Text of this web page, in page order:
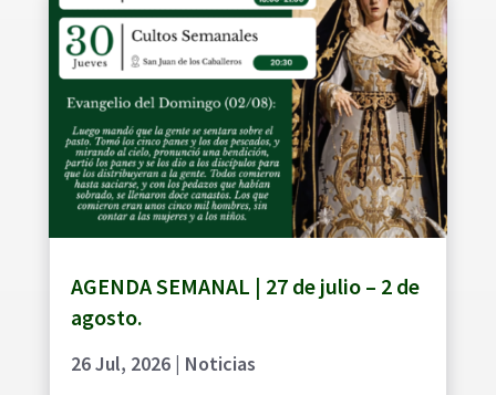
AGENDA SEMANAL | 27 de julio – 2 de
agosto.
26 Jul, 2026| Noticias